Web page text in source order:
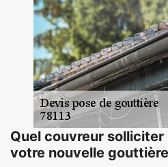
Quel couvreur solliciter
votre nouvelle